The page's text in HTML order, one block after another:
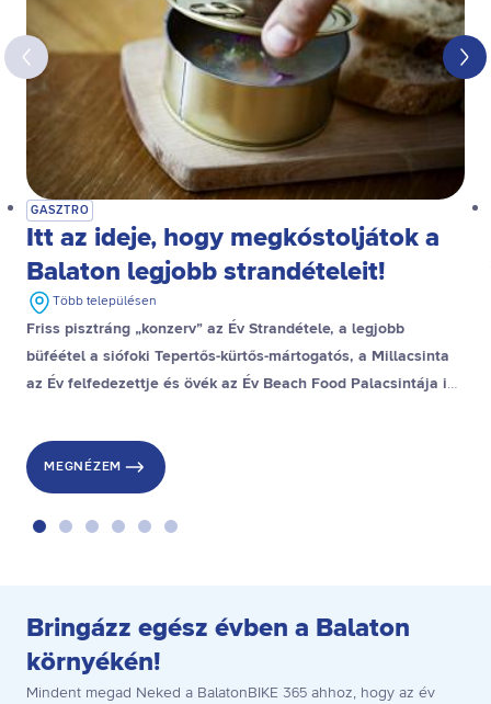
GASZTRO
Itt az ideje, hogy megkóstoljátok a
Balaton legjobb strandételeit!
Több településen
Friss pisztráng „konzerv” az Év Strandétele, a legjobb
büféétel a siófoki Tepertős-kürtős-mártogatós, a Millacsinta
az Év felfedezettje és övék az Év Beach Food Palacsintája is,
MEGNÉZEM
Bringázz egész évben a Balaton
környékén!
Mindent megad Neked a BalatonBIKE 365 ahhoz, hogy az év